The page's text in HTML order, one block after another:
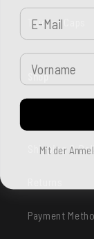
Trucker Caps
Shop
Shipping &
Payment
E-Mail
Vorname
Mit der